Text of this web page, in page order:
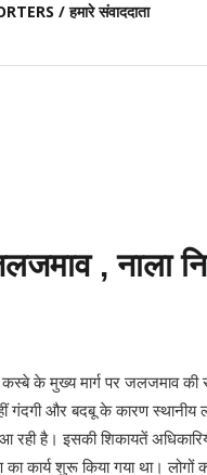
/ हमारे संवाददाता
♦️ईसा पूर्व
– ग्रीस में प्रथम ओलंपिक
, नाला
के मुख्य मार्ग पर जलजमाव की
गंदगी और बदबू के कारण स्थानीय
है। इसकी शिकायतें
का कार्य शुरू किया गया था।